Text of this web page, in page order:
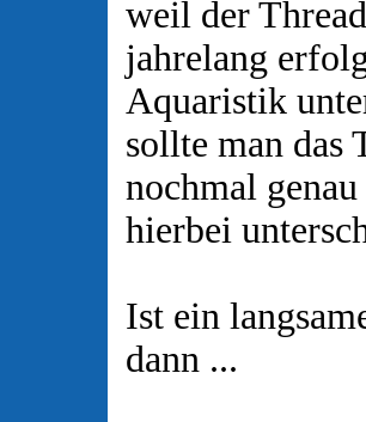
weil der
jahrelang
Aquaristik
sollte man das
nochmal
hierbei
Ist ein
dann ...